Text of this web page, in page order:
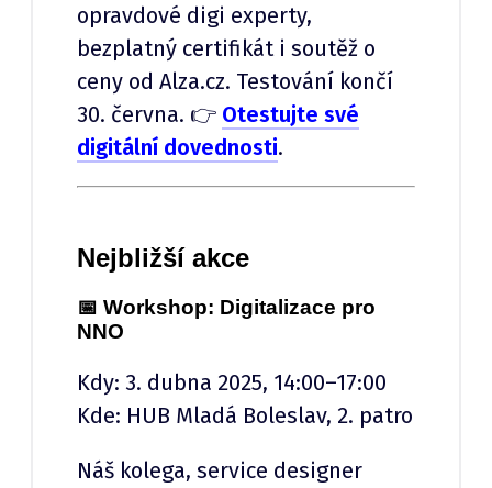
opravdové digi experty,
bezplatný certifikát i soutěž o
ceny od Alza.cz. Testování končí
30. června. 👉 Otestujte své
digitální dovednosti.
Nejbližší akce
📅 Workshop: Digitalizace pro
NNO
Kdy: 3. dubna 2025, 14:00–17:00
Kde: HUB Mladá Boleslav, 2. patro
Náš kolega, service designer